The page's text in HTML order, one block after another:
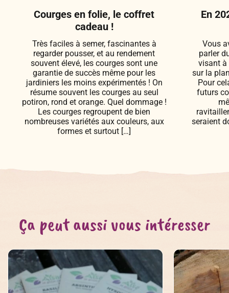
Courges en folie, le coffret
cadeau !
Très faciles à semer, fascinantes à
regarder pousser, et au rendement
souvent élevé, les courges sont une
garantie de succès même pour les
jardiniers les moins expérimentés ! On
résume souvent les courges au seul
potiron, rond et orange. Quel dommage !
Les courges regroupent de bien
nombreuses variétés aux couleurs, aux
formes et surtout […]
En
Vous
parler
visant à
sur la
Pour
futurs
seraient
Ça peut aussi vous intéresser